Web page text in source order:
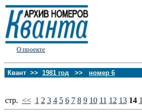
О проекте
Квант >> 1981 год >> номер 6
стp. << 1 2 3 4 5 6 7 8 9 10 11 12 13 14